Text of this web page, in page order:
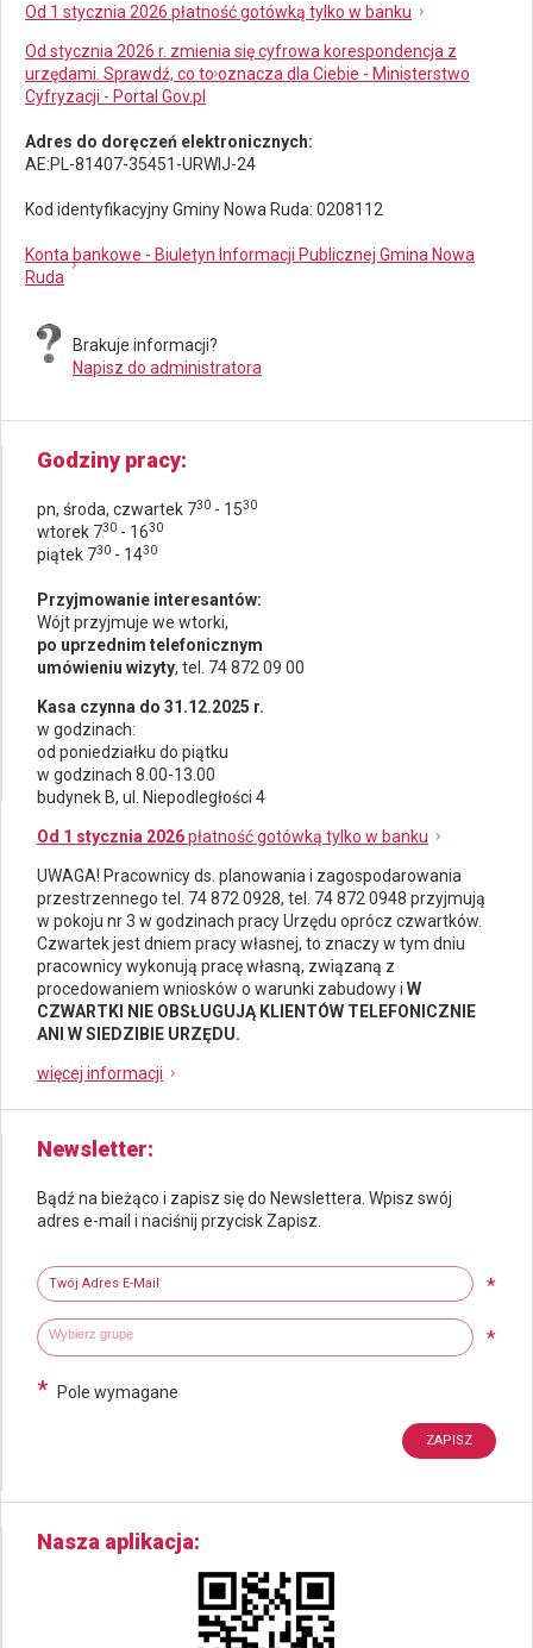
Od 1 stycznia 2026 płatność gotówką tylko w banku
Od stycznia 2026 r. zmienia się cyfrowa korespondencja z
urzędami. Sprawdź, co to oznacza dla Ciebie - Ministerstwo
Cyfryzacji - Portal Gov.pl
Adres do doręczeń elektronicznych:
AE:PL-81407-35451-URWIJ-24
Kod identyfikacyjny Gminy Nowa Ruda: 0208112
Konta bankowe - Biuletyn Informacji Publicznej Gmina Nowa
Ruda
Brakuje informacji?
Napisz do administratora
Godziny pracy
pn, środa, czwartek 730 - 1530
wtorek 730 - 1630
piątek 730 - 1430
Przyjmowanie interesantów:
Wójt przyjmuje we wtorki,
po uprzednim telefonicznym
umówieniu wizyty, tel. 74 872 09 00
Kasa czynna do 31.12.2025 r.
w godzinach:
od poniedziałku do piątku
w godzinach 8.00-13.00
budynek B, ul. Niepodległości 4
Od 1 stycznia 2026płatność gotówką tylko w banku
UWAGA! Pracownicy ds. planowania i zagospodarowania
przestrzennego tel. 74 872 0928, tel. 74 872 0948 przyjmują
w pokoju nr 3 w godzinach pracy Urzędu oprócz czwartków.
Czwartek jest dniem pracy własnej, to znaczy w tym dniu
pracownicy wykonują pracę własną, związaną z
procedowaniem wniosków o warunki zabudowy i W
CZWARTKI NIE OBSŁUGUJĄ KLIENTÓW TELEFONICZNIE
ANI W SIEDZIBIE URZĘDU.
więcej informacji
Newsletter
Bądź na bieżąco i zapisz się do Newslettera. Wpisz swój
adres e-mail i naciśnij przycisk Zapisz.
Twój adres e-mail
*
Wybierz grupy tematyczne *
Wpisz wyszukiwaną fraze
* Pole wymagane
Nasza aplikacja